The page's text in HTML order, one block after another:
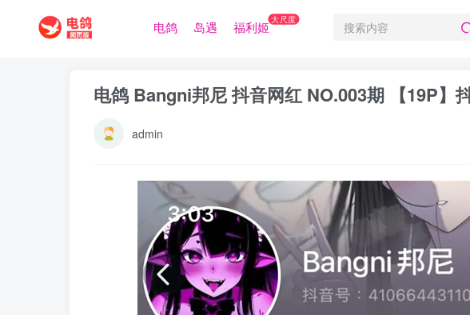
电鸽 岛遇 福利姬大尺度
电鸽 Bangni邦尼 抖音网红 NO.003期 【19P】
admin